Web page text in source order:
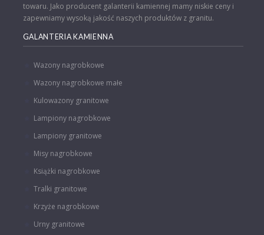
towaru. Jako producent galanterii kamiennej mamy niskie ceny i
zapewniamy wysoką jakość naszych produktów z granitu.
GALANTERIA KAMIENNA
Wazony nagrobkowe
Wazony nagrobkowe małe
Kulowazony granitowe
Lampiony nagrobkowe
Lampiony granitowe
Misy nagrobkowe
Książki nagrobkowe
Tralki granitowe
Krzyże nagrobkowe
Urny granitowe